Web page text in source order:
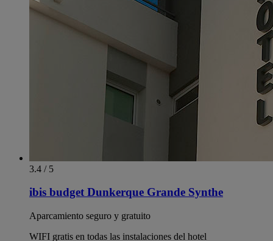
3.4 / 5
ibis budget Dunkerque Grande Synthe
Aparcamiento seguro y gratuito
WIFI gratis en todas las instalaciones del hotel